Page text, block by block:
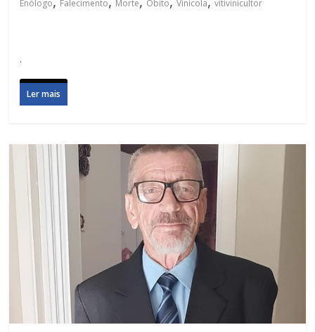
Enólogo Falecimento Morte Óbito Vinícola vitivinicultor
.
Ler mais